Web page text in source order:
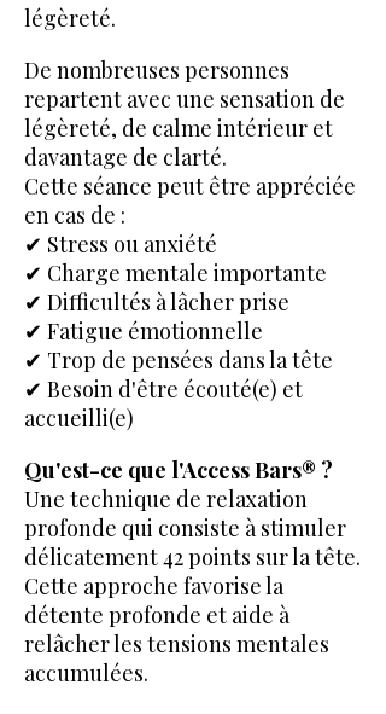
légèreté.
De nombreuses personnes
repartent avec une sensation de
légèreté, de calme intérieur et
davantage de clarté.
Cette séance peut être appréciée
en cas de :
✔ Stress ou anxiété
✔ Charge mentale importante
✔ Difficultés à lâcher prise
✔ Fatigue émotionnelle
✔ Trop de pensées dans la tête
✔ Besoin d'être écouté(e) et
accueilli(e)
Qu'est-ce que l'Access Bars® ?
Une technique de relaxation
profonde qui consiste à stimuler
délicatement 42 points sur la tête.
Cette approche favorise la
détente profonde et aide à
relâcher les tensions mentales
accumulées.